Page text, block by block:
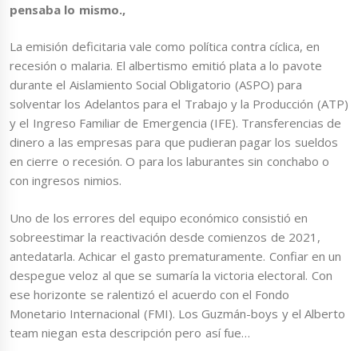
pensaba lo mismo.,
La emisión deficitaria vale como política contra cíclica, en
recesión o malaria. El albertismo emitió plata a lo pavote
durante el Aislamiento Social Obligatorio (ASPO) para
solventar los Adelantos para el Trabajo y la Producción (ATP)
y el Ingreso Familiar de Emergencia (IFE). Transferencias de
dinero a las empresas para que pudieran pagar los sueldos
en cierre o recesión. O para los laburantes sin conchabo o
con ingresos nimios.
Uno de los errores del equipo económico consistió en
sobreestimar la reactivación desde comienzos de 2021,
antedatarla. Achicar el gasto prematuramente. Confiar en un
despegue veloz al que se sumaría la victoria electoral. Con
ese horizonte se ralentizó el acuerdo con el Fondo
Monetario Internacional (FMI). Los Guzmán-boys y el Alberto
team niegan esta descripción pero así fue…